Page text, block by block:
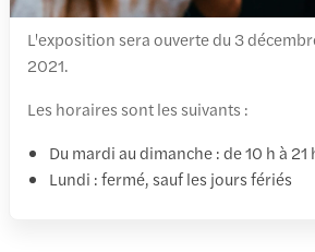
L'exposition sera ouverte du 3
2021.
Les horaires sont les suivants :
Du mardi au dimanche : de 10 h à 21
Lundi : fermé, sauf les jours fériés